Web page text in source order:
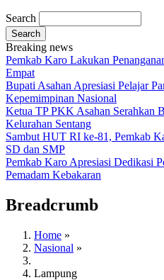
Search
Breaking news
Pemkab Karo Lakukan
Empat
Bupati Asahan Apresiasi Pelajar
Kepemimpinan Nasional
Ketua TP PKK Asahan Serahkan
Kelurahan Sentang
Sambut HUT RI ke-81, Pemkab
SD dan SMP
Pemkab Karo Apresiasi Dedikasi
Pemadam Kebakaran
Breadcrumb
Home »
Nasional »
Lampung